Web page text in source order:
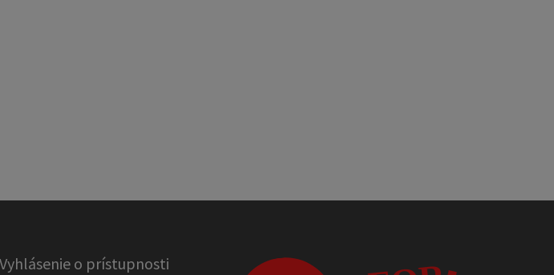
Vyhlásenie o prístupnosti